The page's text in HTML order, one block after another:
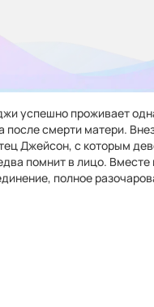
успешно проживает
после смерти матери.
Джейсон, с которым
помнит в лицо. Вместе
полное